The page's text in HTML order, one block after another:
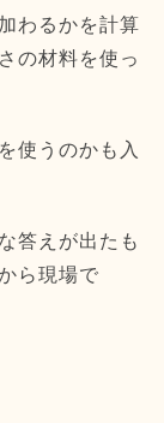
わるかを計算
の材料を使っ
使うのかも入
答えが出たも
ら現場で